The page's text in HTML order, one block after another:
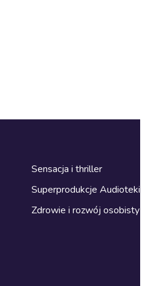
Sensacja i thriller
Superprodukcje Audioteki
Zdrowie i rozwój osobisty